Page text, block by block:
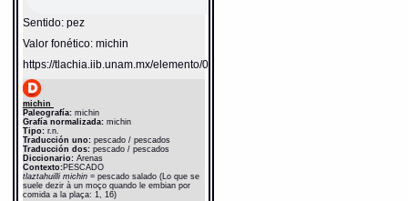
Sentido: pez
Valor fonético: michin
https://tlachia.iib.unam.mx/elemento/02.03.05
michin
Paleografía:michin
Grafía normalizada:michin
Tipo:r.n.
Traducción uno:pescado / pescados
Traducción dos:pescado / pescados
Diccionario: Arenas
Contexto:PESCADO
tlaztahuilli michin = pescado salado (Lo que se
suele dezir à un moço quando le embian por
comida a la plaça: 1, 16)